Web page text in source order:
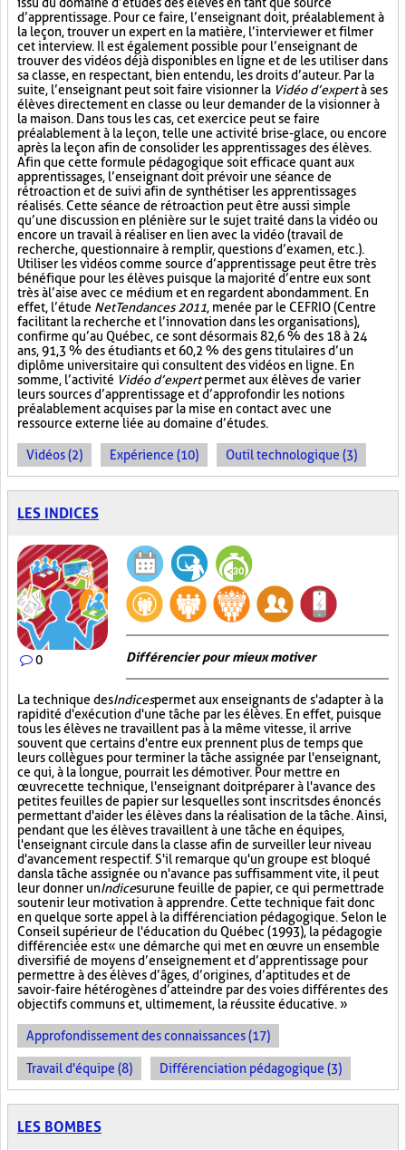
d’apprentissage. Pour ce faire, l’enseignant doit, préalablement à
la leçon, trouver un expert en la matière, l’interviewer et filmer
cet interview. Il est également possible pour l’enseignant de
trouver des vidéos déjà disponibles en ligne et de les utiliser dans
sa classe, en respectant, bien entendu, les droits d’auteur. Par la
suite, l’enseignant peut soit faire visionner la Vidéo d’expertà ses
élèves directement en classe ou leur demander de la visionner à
la maison. Dans tous les cas, cet exercice peut se faire
préalablement à la leçon, telle une activité brise-glace, ou encore
après la leçon afin de consolider les apprentissages des élèves.
Afin que cette formule pédagogique soit efficace quant aux
apprentissages, l’enseignant doit prévoir une séance de
rétroaction et de suivi afin de synthétiser les apprentissages
réalisés. Cette séance de rétroaction peut être aussi simple
qu’une discussion en plénière sur le sujet traité dans la vidéo ou
encore un travail à réaliser en lien avec la vidéo (travail de
recherche, questionnaire à remplir, questions d’examen, etc.).
Utiliser les vidéos comme source d’apprentissage peut être très
bénéfique pour les élèves puisque la majorité d’entre eux sont
très à l’aise avec ce médium et en regardent abondamment. En
effet, l’étude NetTendances 2011, menée par le CEFRIO (Centre
facilitant la recherche et l’innovation dans les organisations),
confirme qu’au Québec, ce sont désormais 82,6 % des 18 à 24
ans, 91,3 % des étudiants et 60,2 % des gens titulaires d’un
diplôme universitaire qui consultent des vidéos en ligne. En
somme, l’activité Vidéo d’expertpermet aux élèves de varier
leurs sources d’apprentissage et d’approfondir les notions
préalablement acquises par la mise en contact avec une
ressource externe liée au domaine d’études.
Vidéos (2) Expérience (10) Outil technologique (3)
LES INDICES
0 Différencier pour mieux motiver
La technique desIndicespermet aux enseignants de s'adapter à la
rapidité d'exécution d'une tâche par les élèves. En effet, puisque
tous les élèves ne travaillent pas à la même vitesse, il arrive
souvent que certains d'entre eux prennent plus de temps que
leurs collègues pour terminer la tâche assignée par l'enseignant,
ce qui, à la longue, pourrait les démotiver. Pour mettre en
œuvre cette technique, l'enseignant doit préparer à l'avance des
petites feuilles de papier sur lesquelles sont inscrits des énoncés
permettant d'aider les élèves dans la réalisation de la tâche. Ainsi,
pendant que les élèves travaillent à une tâche en équipes,
l'enseignant circule dans la classe afin de surveiller leur niveau
d'avancement respectif. S'il remarque qu'un groupe est bloqué
dans la tâche assignée ou n'avance pas suffisamment vite, il peut
leur donner unIndicesurune feuille de papier, ce qui permettra de
soutenir leur motivation à apprendre. Cette technique fait donc
en quelque sorte appel à la différenciation pédagogique. Selon le
Conseil supérieur de l'éducation du Québec (1993), la pédagogie
différenciée est « une démarche qui met en œuvre un ensemble
diversifié de moyens d’enseignement et d’apprentissage pour
permettre à des élèves d’âges, d’origines, d’aptitudes et de
savoir-faire hétérogènes d’atteindre par des voies différentes des
objectifs communs et, ultimement, la réussite éducative. »
Approfondissement des connaissances (17)
Travail d'équipe (8) Différenciation pédagogique (3)
LES BOMBES